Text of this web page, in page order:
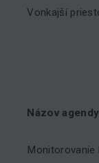
Vonkajší
Názov agendy